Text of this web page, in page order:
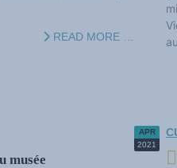
READ MORE …
musée
APR
2021